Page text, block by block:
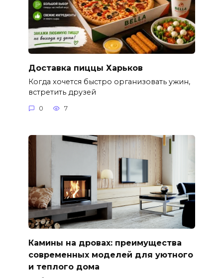
Доставка пиццы Харьков
Когда хочется быстро организовать ужин,
встретить друзей
0 7
Камины на дровах: преимущества
современных моделей для уютного
и теплого дома